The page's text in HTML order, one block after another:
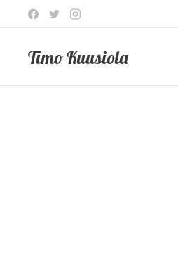
Timo Kuusiola